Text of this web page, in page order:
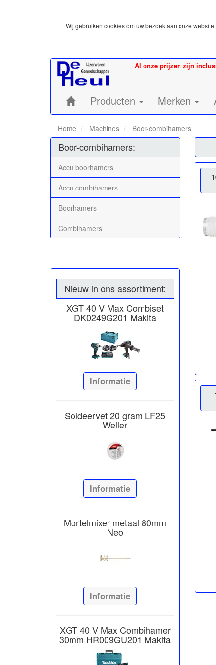
Wij gebruiken cookies om uw bezoek aan onze
Al onze prijzen zijn
Home:Producten Merken
Home Machines Boor-combihamers
Boor-combihamers:
Accu boorhamers
Accu combihamers
Boorhamers
Combihamers
Nieuw in ons assortiment:
XGT 40 V Max Combiset
DK0249G201 Makita
Informatie
Soldeervet 20 gram LF25
Weller
Informatie
Mortelmixer metaal 80mm
Neo
Informatie
XGT 40 V Max Combihamer
30mm HR009GU201 Makita